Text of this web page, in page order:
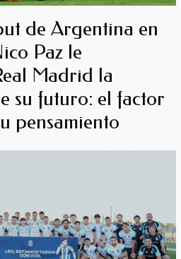
de Argentina en
Paz le
Madrid la
su futuro: el factor
pensamiento